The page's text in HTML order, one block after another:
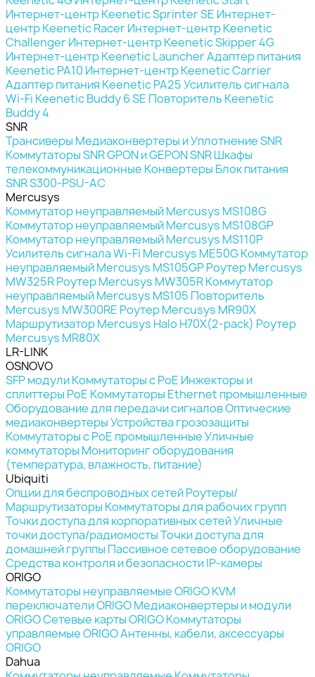
Интернет-центр Keenetic Sprinter SE Интернет-
центр Keenetic RacerИнтернет-центр Keenetic
ChallengerИнтернет-центр Keenetic Skipper 4G
Интернет-центр Keenetic LauncherАдаптер питания
Keenetic PA10 Интернет-центр Keenetic Carrier
Адаптер питания Keenetic PA25Усилитель сигнала
Wi-Fi Keenetic Buddy 6 SE Повторитель Keenetic
Buddy 4
SNR
Трансиверы Медиаконвертеры и Уплотнение SNR
Коммутаторы SNRGPON и GEPON SNRШкафы
телекоммуникационные Конвертеры Блок питания
SNR S300-PSU-AC
Mercusys
Коммутатор неуправляемый Mercusys MS108G
Коммутатор неуправляемый Mercusys MS108GP
Коммутатор неуправляемый Mercusys MS110P
Усилитель сигнала Wi-Fi Mercusys ME50GКоммутатор
неуправляемый Mercusys MS105GPРоутер Mercusys
MW325RРоутер Mercusys MW305RКоммутатор
неуправляемый Mercusys MS105 Повторитель
Mercusys MW300RE Роутер Mercusys MR90X
Маршрутизатор Mercusys Halo H70X(2-pack) Роутер
Mercusys MR80X
LR-LINK
OSNOVO
SFP модулиКоммутаторы c PoE Инжекторы и
сплиттеры PoE Коммутаторы Ethernet промышленные
Оборудование для передачи сигналовОптические
медиаконвертерыУстройства грозозащиты
Коммутаторы с PoE промышленныеУличные
коммутаторы Мониторинг оборудования
(температура, влажность, питание)
Ubiquiti
Опции для беспроводных сетейРоутеры/
Маршрутизаторы Коммутаторы для рабочих групп
Точки доступа для корпоративных сетейУличные
точки доступа/радиомостыТочки доступа для
домашней группы Пассивное сетевое оборудование
Средства контроля и безопасностиIP-камеры
ORIGO
Коммутаторы неуправляемые ORIGOKVM
переключатели ORIGOМедиаконвертеры и модули
ORIGOСетевые карты ORIGOКоммутаторы
управляемые ORIGOАнтенны, кабели, аксессуары
ORIGO
Dahua